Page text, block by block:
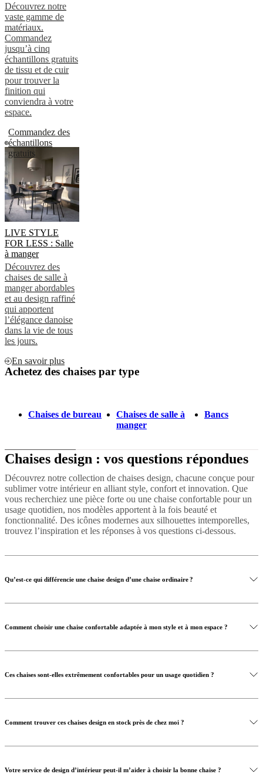
Découvrez notre
vaste gamme de
matériaux.
Commandez
jusqu’à cinq
échantillons gratuits
de tissu et de cuir
pour trouver la
finition qui
conviendra à votre
espace.
Commandez des
échantillons
gratuits
LIVE STYLE
FOR LESS : Salle
à manger
Découvrez des
chaises de salle à
manger abordables
et au design raffiné
qui apportent
l’élégance danoise
dans la vie de tous
les jours.
En savoir plus
Achetez des chaises par type
Chaises de bureau
Chaises de salle à
manger
Bancs
Chaises design : vos questions répondues
Découvrez notre collection de chaises design, chacune conçue pour
sublimer votre intérieur en alliant style, confort et innovation. Que
vous recherchiez une pièce forte ou une chaise confortable pour un
usage quotidien, nos modèles apportent à la fois beauté et
fonctionnalité. Des icônes modernes aux silhouettes intemporelles,
trouvez l’inspiration et les réponses à vos questions ci-dessous.
Qu’est-ce qui différencie une chaise design d’une chaise ordinaire ?
Comment choisir une chaise confortable adaptée à mon style et à mon espace ?
Ces chaises sont-elles extrêmement confortables pour un usage quotidien ?
Comment trouver ces chaises design en stock près de chez moi ?
Votre service de design d’intérieur peut-il m’aider à choisir la bonne chaise ?